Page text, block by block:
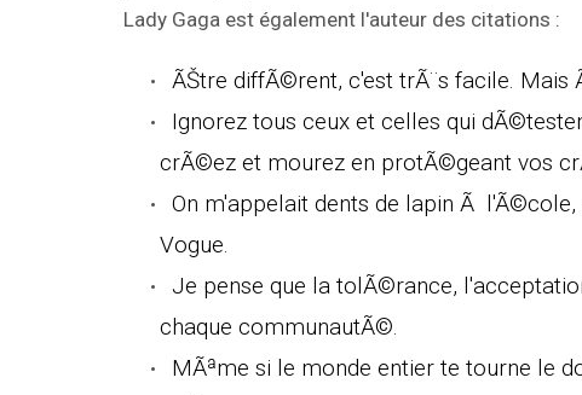
Lady Gaga est également l'auteur des citations :
ÃŠtre diffÃ©rent, c'est trÃ¨s facile. Mais
Ignorez tous ceux et celles qui
crÃ©ez et mourez en protÃ©geant vos
On m'appelait dents de lapin Ã
Vogue.
Je pense que la tolÃ©rance,
chaque communautÃ©.
MÃªme si le monde entier te tourne le